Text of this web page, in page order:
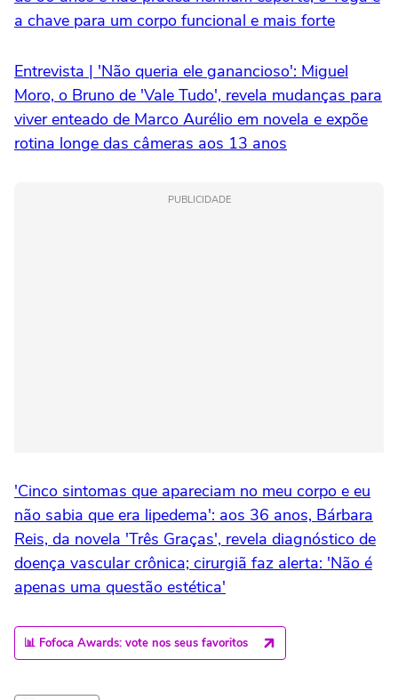
a chave para um corpo funcional e mais forte
Entrevista | 'Não queria ele ganancioso': Miguel
Moro, o Bruno de 'Vale Tudo', revela mudanças para
viver enteado de Marco Aurélio em novela e expõe
rotina longe das câmeras aos 13 anos
PUBLICIDADE
'Cinco sintomas que apareciam no meu corpo e eu
não sabia que era lipedema': aos 36 anos, Bárbara
Reis, da novela 'Três Graças', revela diagnóstico de
doença vascular crônica; cirurgiã faz alerta: 'Não é
apenas uma questão estética'
📊 Fofoca Awards: vote nos seus favoritos